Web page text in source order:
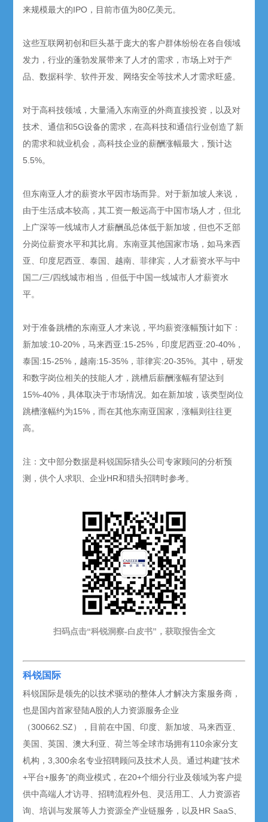
来规模最大的IPO，目前市值为80亿美元。
这些互联网初创和巨头基于庞大的客户群体纷纷在各自领域
发力，行业的蓬勃发展带来了人才的需求，市场上对于产
品、数据科学、软件开发、网络安全等技术人才需求旺盛。
对于高科技领域，大量涌入东南亚的外商直接投资，以及对
技术、通信和5G设备的需求，在高科技和通信行业创造了新
的需求和就业机会，高科技企业的薪酬涨幅最大，预计达
5.5%。
但东南亚人才的薪资水平因市场而异。对于新加坡人来说，
由于生活成本较高，其工资一般远高于中国市场人才，但北
上广深等一线城市人才薪酬虽总体低于新加坡，但也不乏部
分岗位薪资水平和其比肩。东南亚其他国家市场，如马来西
亚、印度尼西亚、泰国、越南、菲律宾，人才薪资水平与中
国二/三/四线城市相当，但低于中国一线城市人才薪资水
平。
对于准备跳槽的东南亚人才来说，平均薪资涨幅预计如下：
新加坡:10-20%，马来西亚:15-25%，印度尼西亚:20-40%，
泰国:15-25%，越南:15-35%，菲律宾:20-35%。其中，研发
和数字岗位相关的技能人才，跳槽后薪酬涨幅有望达到
15%-40%，具体取决于市场情况。如在新加坡，该类型岗位
跳槽涨幅约为15%，而在其他东南亚国家，涨幅则往往更
高。
注：文中部分数据是科锐国际猎头公司专家顾问的分析预
测，供个人求职、企业HR和猎头招聘时参考。
扫码点击“科锐洞察-白皮书”，获取报告全文
科锐国际
科锐国际是领先的以技术驱动的整体人才解决方案服务商，
也是国内首家登陆A股的人力资源服务企业
（300662.SZ），目前在中国、印度、新加坡、马来西亚、
美国、英国、澳大利亚、荷兰等全球市场拥有110余家分支
机构，3,300余名专业招聘顾问及技术人员。通过构建“技术
+平台+服务”的商业模式，在20+个细分行业及领域为客户提
供中高端人才访寻、招聘流程外包、灵活用工、人力资源咨
询、培训与发展等人力资源全产业链服务，以及HR SaaS、